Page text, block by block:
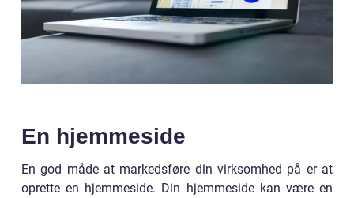
En hjemmeside
En god måde at markedsføre din virksomhed på er at
oprette en hjemmeside. Din hjemmeside kan være en